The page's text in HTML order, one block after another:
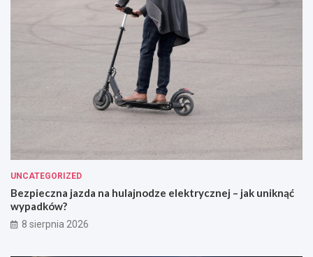
UNCATEGORIZED
Bezpieczna jazda na hulajnodze elektrycznej – jak uniknąć
wypadków?
8 sierpnia 2026